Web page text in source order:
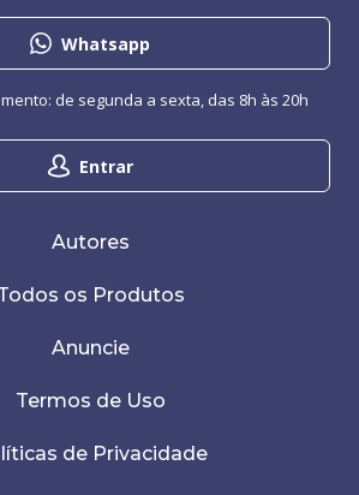
Whatsapp
Entrar
de segunda a sexta, das 8h às 20h
Autores
os Produtos
Anuncie
Termos de Uso
de Privacidade